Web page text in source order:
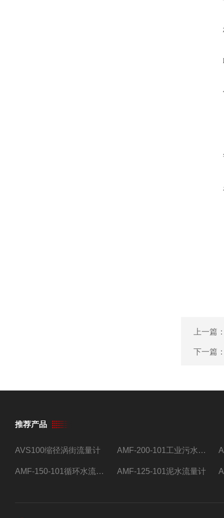
上一篇
下一篇
推荐产品
AVS100缩径涡街流量计 AMF-200-101工业污水流量计
AMF-150-101循环水流量计,电磁流量计 AMF-125-101泥水流量计